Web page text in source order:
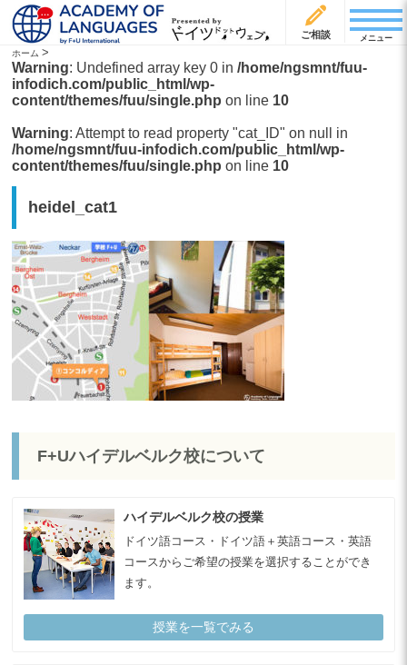
ご相談 メニュー
ホーム >
Warning: Undefined array key 0 in/home/ngsmnt/fuu-
infodich.com/public_html/wp-
content/themes/fuu/single.php on line 10
Warning: Attempt to read property "cat_ID" on null in
/home/ngsmnt/fuu-infodich.com/public_html/wp-
content/themes/fuu/single.php on line 10
heidel_cat1
F+Uハイデルベルク校について
ハイデルベルク校の授業
ドイツ語コース・ドイツ語＋英語コース・英語
コースからご希望の授業を選択することができ
ます。
授業を一覧でみる